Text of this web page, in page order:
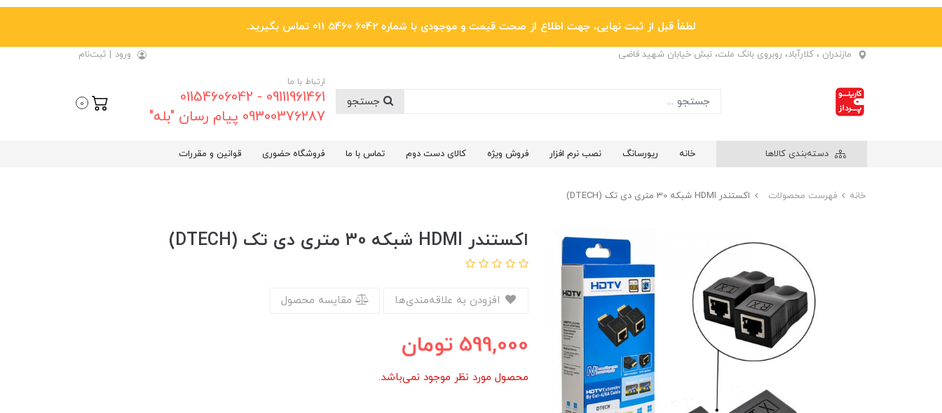
لطفاً قبل از ثبت نهایی، جهت اطلاع از صحت قیمت و موجودی با شماره 6042 5460 011 تماس بگیرید.
مازندران ، کلارآباد، روبروی بانک ملت، نبش خیابان شهید قاضی ورود | ثبت‌نام
ارتباط با ما
09111961461 - 01154606042
09300376287 پیام رسان "بله"
0
دسته‌بندی کالاها خانه ریورسانگ نصب نرم افزار فروش ویژه کالای دست دوم تماس با ما فروشگاه حضوری قوانین و مقررات
خانه فهرست محصولات اکستندر HDMI شبکه 30 متری دی تک (DTECH)
اکستندر HDMI شبکه 30 متری دی تک (DTECH)
مقایسه محصول
599,000 تومان
محصول مورد نظر موجود نمی‌باشد.